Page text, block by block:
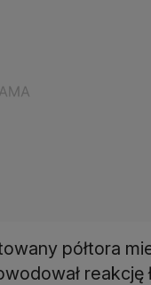
półtora
reakcję